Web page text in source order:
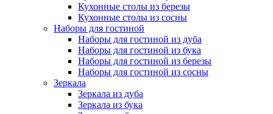
Кухонные столы из березы
Кухонные столы из сосны
Наборы для гостиной
Наборы для гостиной из дуба
Наборы для гостиной из бука
Наборы для гостиной из березы
Наборы для гостиной из сосны
Зеркала
Зеркала из дуба
Зеркала из бука